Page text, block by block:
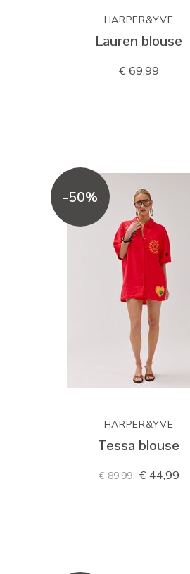
HARPER&YVE
Lauren blouse
€ 69,99
-50%
HARPER&YVE
Tessa blouse
€ 89,99 € 44,99